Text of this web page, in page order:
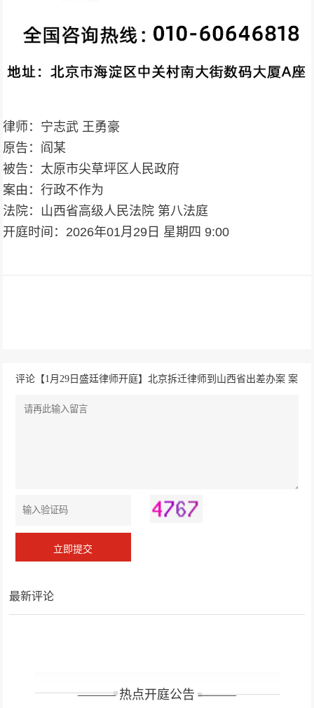
律师：宁志武 王勇豪
原告：阎某
被告：太原市尖草坪区人民政府
案由：行政不作为
法院：山西省高级人民法院 第八法庭
开庭时间：2026年01月29日 星期四 9:00
评论【1月29日盛廷律师开庭】北京拆迁律师到山西省出差办案 案
由：行政不作为
最新评论
——— 热点开庭公告 ———